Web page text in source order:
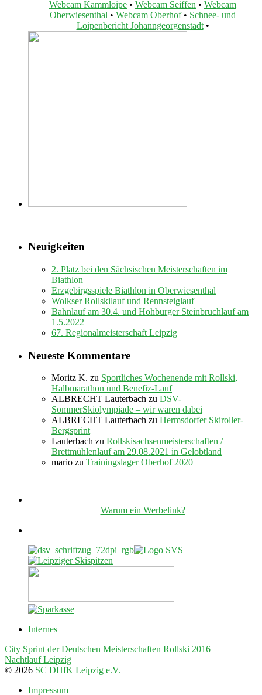
Webcam Kammloipe • Webcam Seiffen • Webcam
Oberwiesenthal • Webcam Oberhof• Schnee- und
Loipenbericht Johanngeorgenstadt•
Neuigkeiten
2. Platz bei den Sächsischen Meisterschaften im
Biathlon
Erzgebirgsspiele Biathlon in Oberwiesenthal
Wolkser Rollskilauf und Rennsteiglauf
Bahnlauf am 30.4. und Hohburger Steinbruchlauf am
1.5.2022
67. Regionalmeisterschaft Leipzig
Neueste Kommentare
Moritz K. zu Sportliches Wochenende mit Rollski,
Halbmarathon und Benefiz-Lauf
ALBRECHT Lauterbach zu DSV-
SommerSkiolympiade – wir waren dabei
ALBRECHT Lauterbach zu Hermsdorfer Skiroller-
Bergsprint
Lauterbach zu Rollskisachsenmeisterschaften /
Brettmühlenlauf am 29.08.2021 in Gelobtland
mario zu Trainingslager Oberhof 2020
Warum ein Werbelink?
Internes
City Sprint der Deutschen Meisterschaften Rollski 2016
Nachtlauf Leipzig
© 2026 SC DHfK Leipzig e.V.
Impressum